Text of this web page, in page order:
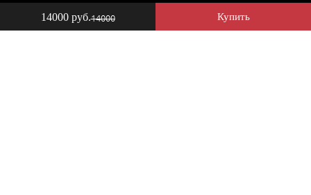
14000 руб.14000 Купить